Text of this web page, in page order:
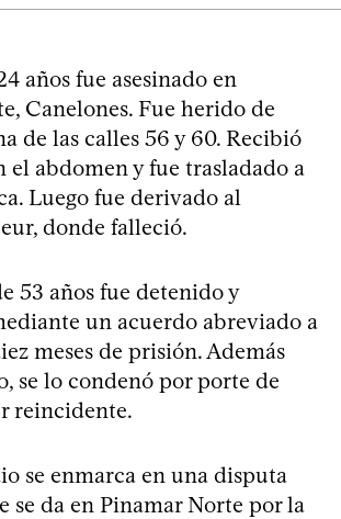
años fue asesinado en
Canelones. Fue herido de
de las calles 56 y 60. Recibió
el abdomen y fue trasladado a
Luego fue derivado al
donde falleció.
53 años fue detenido y
un acuerdo abreviado a
meses de prisión. Además
se lo condenó por porte de
reincidente.
se enmarca en una disputa
se da en Pinamar Norte por la